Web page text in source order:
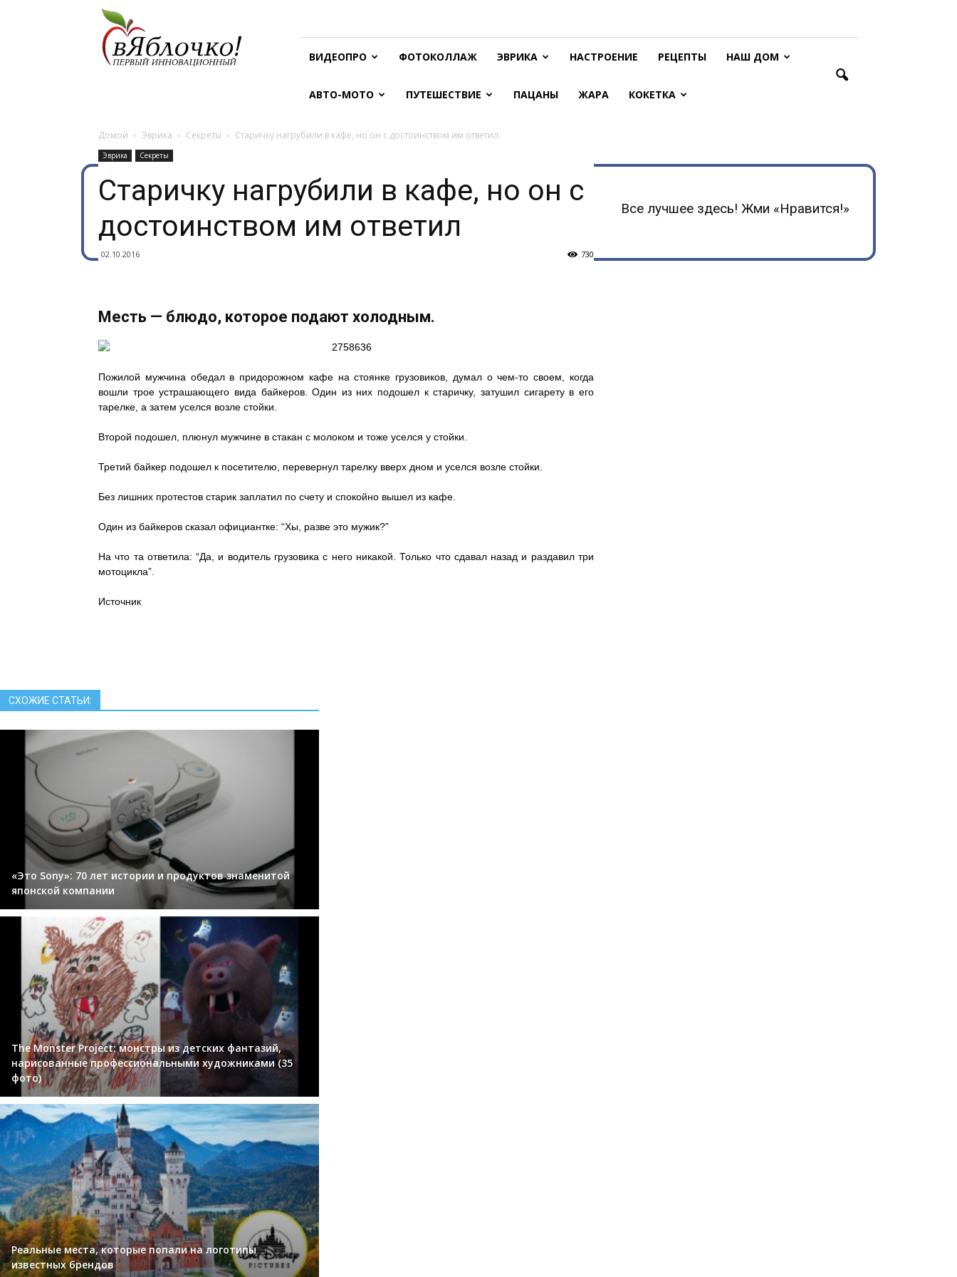
В
яблочко!
ВИДЕОПРО ФОТОКОЛЛАЖ ЭВРИКА НАСТРОЕНИЕ РЕЦЕПТЫ НАШ ДОМ
АВТО-МОТО ПУТЕШЕСТВИЕ ПАЦАНЫ ЖАРА КОКЕТКА
Домой Эврика Секреты Старичку нагрубили в кафе, но он с достоинством им ответил
Эврика Секреты
Старичку нагрубили в кафе, но он с
достоинством им ответил
02.10.2016 730
Месть — блюдо, которое подают холодным.
Пожилой мужчина обедал в придорожном кафе на стоянке грузовиков, думал о чем-то своем, когда
вошли трое устрашающего вида байкеров. Один из них подошел к старичку, затушил сигарету в его
тарелке, а затем уселся возле стойки.
Второй подошел, плюнул мужчине в стакан с молоком и тоже уселся у стойки.
Третий байкер подошел к посетителю, перевернул тарелку вверх дном и уселся возле стойки.
Без лишних протестов старик заплатил по счету и спокойно вышел из кафе.
Один из байкеров сказал официантке: “Хы, разве это мужик?”
На что та ответила: “Да, и водитель грузовика с него никакой. Только что сдавал назад и раздавил три
мотоцикла”.
Источник
Все лучшее здесь! Жми «Нравится!»
СХОЖИЕ СТАТЬИ:
«Это Sony»: 70 лет истории и продуктов знаменитой
японской компании
The Monster Project: монстры из детских фантазий,
нарисованные профессиональными художниками (35
фото)
Реальные места, которые попали на логотипы
известных брендов